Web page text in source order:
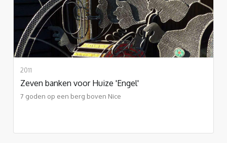
2011
Zeven banken voor Huize 'Engel'
7 goden op een berg boven Nice